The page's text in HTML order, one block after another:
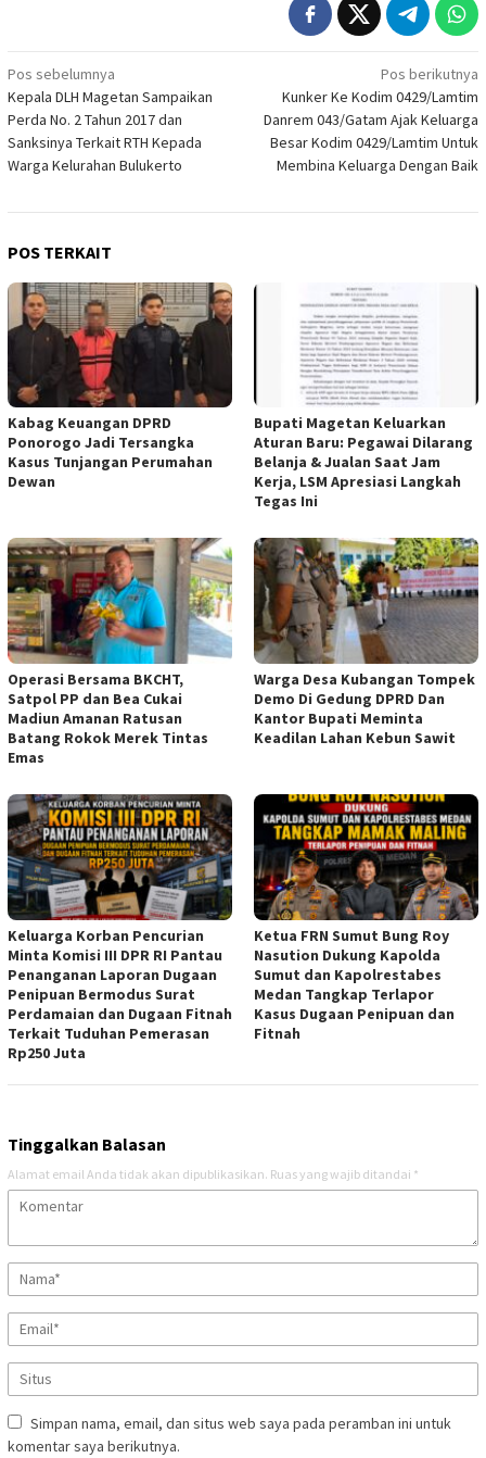
Navigasi
pos
Pos sebelumnya
Kepala DLH Magetan Sampaikan
Perda No. 2 Tahun 2017 dan
Sanksinya Terkait RTH Kepada
Warga Kelurahan Bulukerto
Pos berikutnya
Kunker Ke Kodim 0429/Lamtim
Danrem 043/Gatam Ajak Keluarga
Besar Kodim 0429/Lamtim Untuk
Membina Keluarga Dengan Baik
POS TERKAIT
Kabag Keuangan DPRD
Ponorogo Jadi Tersangka
Kasus Tunjangan Perumahan
Dewan
Bupati Magetan Keluarkan
Aturan Baru: Pegawai Dilarang
Belanja & Jualan Saat Jam
Kerja, LSM Apresiasi Langkah
Tegas Ini
Operasi Bersama BKCHT,
Satpol PP dan Bea Cukai
Madiun Amanan Ratusan
Batang Rokok Merek Tintas
Emas
Warga Desa Kubangan Tompek
Demo Di Gedung DPRD Dan
Kantor Bupati Meminta
Keadilan Lahan Kebun Sawit
Keluarga Korban Pencurian
Minta Komisi III DPR RI Pantau
Penanganan Laporan Dugaan
Penipuan Bermodus Surat
Perdamaian dan Dugaan Fitnah
Terkait Tuduhan Pemerasan
Rp250 Juta
Ketua FRN Sumut Bung Roy
Nasution Dukung Kapolda
Sumut dan Kapolrestabes
Medan Tangkap Terlapor
Kasus Dugaan Penipuan dan
Fitnah
Tinggalkan Balasan
Alamat email Anda tidak akan dipublikasikan. Ruas yang wajib ditandai *
Simpan nama, email, dan situs web saya pada peramban ini untuk
komentar saya berikutnya.